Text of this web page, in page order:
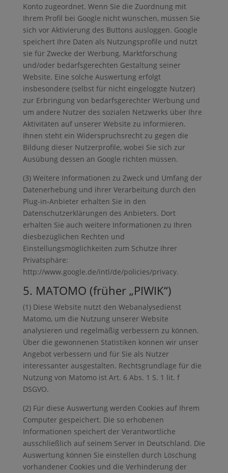
Konto zugeordnet. Wenn Sie die Zuordnung mit
Ihrem Profil bei Google nicht wünschen, müssen Sie
sich vor Aktivierung des Buttons ausloggen. Google
speichert Ihre Daten als Nutzungsprofile und nutzt
sie für Zwecke der Werbung, Marktforschung
und/oder bedarfsgerechten Gestaltung seiner
Website. Eine solche Auswertung erfolgt
insbesondere (selbst für nicht eingeloggte Nutzer)
zur Erbringung von bedarfsgerechter Werbung und
um andere Nutzer des sozialen Netzwerks über Ihre
Aktivitäten auf unserer Website zu informieren.
Ihnen steht ein Widerspruchsrecht zu gegen die
Bildung dieser Nutzerprofile, wobei Sie sich zur
Ausübung dessen an Google richten müssen.
(3) Weitere Informationen zu Zweck und Umfang der
Datenerhebung und ihrer Verarbeitung durch den
Plug-in-Anbieter erhalten Sie in den
Datenschutzerklärungen des Anbieters. Dort
erhalten Sie auch weitere Informationen zu Ihren
diesbezüglichen Rechten und
Einstellungsmöglichkeiten zum Schutze Ihrer
Privatsphäre:
http://www.google.de/intl/de/policies/privacy.
5. MATOMO (früher „PIWIK“)
(1) Diese Website nutzt den Webanalysedienst
Matomo, um die Nutzung unserer Website
analysieren und regelmäßig verbessern zu können.
Über die gewonnenen Statistiken können wir unser
Angebot verbessern und für Sie als Nutzer
interessanter ausgestalten. Rechtsgrundlage für die
Nutzung von Matomo ist Art. 6 Abs. 1 S. 1 lit. f
DSGVO.
(2) Für diese Auswertung werden Cookies auf Ihrem
Computer gespeichert. Die so erhobenen
Informationen speichert der Verantwortliche
ausschließlich auf seinem Server in Deutschland. Die
Auswertung können Sie einstellen durch Löschung
vorhandener Cookies und die Verhinderung der